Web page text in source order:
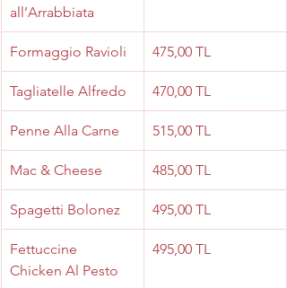
all’Arrabbiata
Formaggio Ravioli 475,00 TL
Tagliatelle Alfredo 470,00 TL
Penne Alla Carne 515,00 TL
Mac & Cheese 485,00 TL
Spagetti Bolonez 495,00 TL
Fettuccine
Chicken Al Pesto
495,00 TL